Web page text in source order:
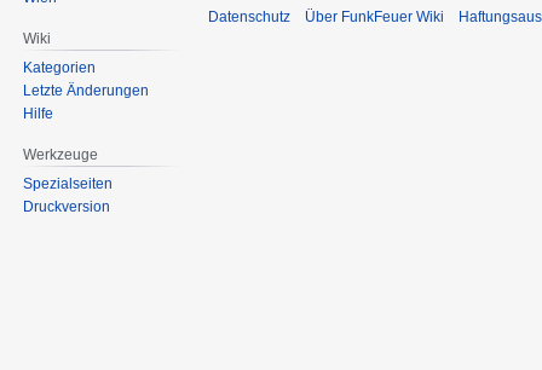
Wiki
Kategorien
Letzte Änderungen
Hilfe
Werkzeuge
Spezialseiten
Druckversion
Datenschutz Über FunkFeuer Wiki